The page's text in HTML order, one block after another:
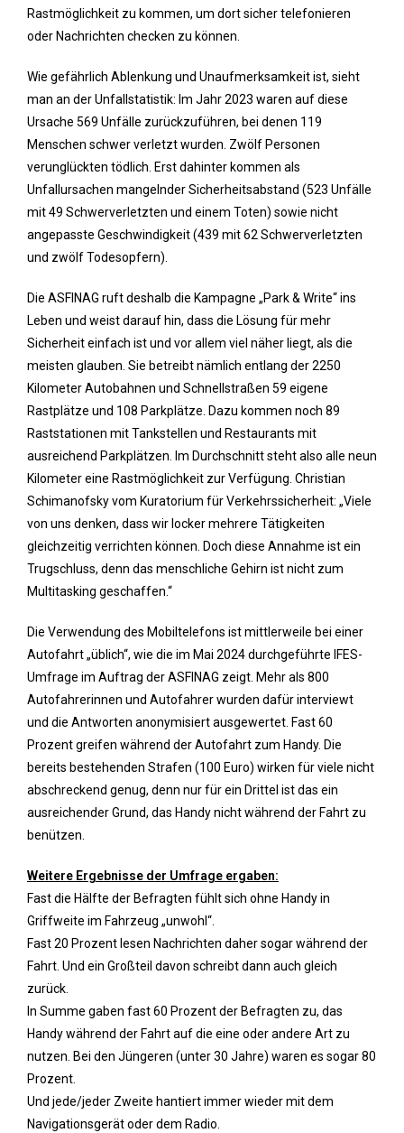
Rastmöglichkeit zu kommen, um dort sicher telefonieren
oder Nachrichten checken zu können.
Wie gefährlich Ablenkung und Unaufmerksamkeit ist, sieht
man an der Unfallstatistik: Im Jahr 2023 waren auf diese
Ursache 569 Unfälle zurückzuführen, bei denen 119
Menschen schwer verletzt wurden. Zwölf Personen
verunglückten tödlich. Erst dahinter kommen als
Unfallursachen mangelnder Sicherheitsabstand (523 Unfälle
mit 49 Schwerverletzten und einem Toten) sowie nicht
angepasste Geschwindigkeit (439 mit 62 Schwerverletzten
und zwölf Todesopfern).
Die ASFINAG ruft deshalb die Kampagne „Park & Write“ ins
Leben und weist darauf hin, dass die Lösung für mehr
Sicherheit einfach ist und vor allem viel näher liegt, als die
meisten glauben. Sie betreibt nämlich entlang der 2250
Kilometer Autobahnen und Schnellstraßen 59 eigene
Rastplätze und 108 Parkplätze. Dazu kommen noch 89
Raststationen mit Tankstellen und Restaurants mit
ausreichend Parkplätzen. Im Durchschnitt steht also alle neun
Kilometer eine Rastmöglichkeit zur Verfügung. Christian
Schimanofsky vom Kuratorium für Verkehrssicherheit: „Viele
von uns denken, dass wir locker mehrere Tätigkeiten
gleichzeitig verrichten können. Doch diese Annahme ist ein
Trugschluss, denn das menschliche Gehirn ist nicht zum
Multitasking geschaffen.“
Die Verwendung des Mobiltelefons ist mittlerweile bei einer
Autofahrt „üblich“, wie die im Mai 2024 durchgeführte IFES-
Umfrage im Auftrag der ASFINAG zeigt. Mehr als 800
Autofahrerinnen und Autofahrer wurden dafür interviewt
und die Antworten anonymisiert ausgewertet. Fast 60
Prozent greifen während der Autofahrt zum Handy. Die
bereits bestehenden Strafen (100 Euro) wirken für viele nicht
abschreckend genug, denn nur für ein Drittel ist das ein
ausreichender Grund, das Handy nicht während der Fahrt zu
benützen.
Weitere Ergebnisse der Umfrage ergaben:
Fast die Hälfte der Befragten fühlt sich ohne Handy in
Griffweite im Fahrzeug „unwohl“.
Fast 20 Prozent lesen Nachrichten daher sogar während der
Fahrt. Und ein Großteil davon schreibt dann auch gleich
zurück.
In Summe gaben fast 60 Prozent der Befragten zu, das
Handy während der Fahrt auf die eine oder andere Art zu
nutzen. Bei den Jüngeren (unter 30 Jahre) waren es sogar 80
Prozent.
Und jede/jeder Zweite hantiert immer wieder mit dem
Navigationsgerät oder dem Radio.